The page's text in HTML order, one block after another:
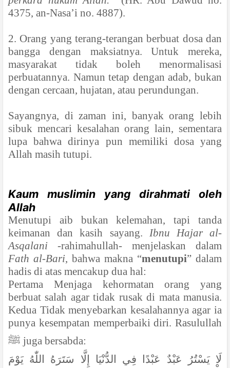
4375, an-Nasa’i no. 4887).
2. Orang yang terang-terangan berbuat dosa dan
bangga dengan maksiatnya. Untuk mereka,
masyarakat tidak boleh menormalisasi
perbuatannya. Namun tetap dengan adab, bukan
dengan cercaan, hujatan, atau perundungan.
Sayangnya, di zaman ini, banyak orang lebih
sibuk mencari kesalahan orang lain, sementara
lupa bahwa dirinya pun memiliki dosa yang
Allah masih tutupi.
Kaum muslimin yang dirahmati oleh
Allah
Menutupi aib bukan kelemahan, tapi tanda
keimanan dan kasih sayang. Ibnu Hajar al-
Asqalani -rahimahullah- menjelaskan dalam
Fath al-Bari, bahwa makna “menutupi” dalam
hadis di atas mencakup dua hal:
Pertama Menjaga kehormatan orang yang
berbuat salah agar tidak rusak di mata manusia.
Kedua Tidak menyebarkan kesalahannya agar ia
punya kesempatan memperbaiki diri. Rasulullah
ﷺ juga bersabda:
لَا يَسْتُرُ عَبْدٌ عَبْدًا فِي الدُّنْيَا إِلَّا سَتَرَهُ اللّٰهُ يَوْمَ